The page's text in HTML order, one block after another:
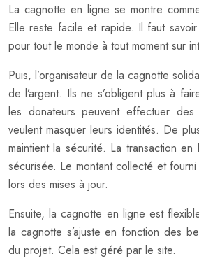
La cagnotte en ligne se montre
Elle reste facile et rapide. Il faut
pour tout le monde à tout moment sur
Puis, l’organisateur de la cagnotte
de l’argent. Ils ne s’obligent plus à
les donateurs peuvent effectuer des
veulent masquer leurs identités. De
maintient la sécurité. La transaction en
sécurisée. Le montant collecté et
lors des mises à jour.
Ensuite, la cagnotte en ligne est
la cagnotte s’ajuste en fonction des
du projet. Cela est géré par le site.